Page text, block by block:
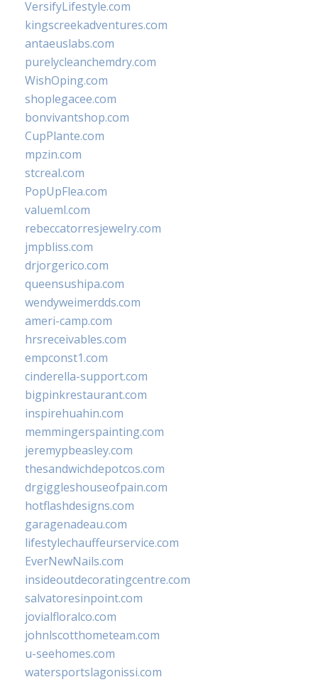
VersifyLifestyle.com
kingscreekadventures.com
antaeuslabs.com
purelycleanchemdry.com
WishOping.com
shoplegacee.com
bonvivantshop.com
CupPlante.com
mpzin.com
stcreal.com
PopUpFlea.com
valueml.com
rebeccatorresjewelry.com
jmpbliss.com
drjorgerico.com
queensushipa.com
wendyweimerdds.com
ameri-camp.com
hrsreceivables.com
empconst1.com
cinderella-support.com
bigpinkrestaurant.com
inspirehuahin.com
memmingerspainting.com
jeremypbeasley.com
thesandwichdepotcos.com
drgiggleshouseofpain.com
hotflashdesigns.com
garagenadeau.com
lifestylechauffeurservice.com
EverNewNails.com
insideoutdecoratingcentre.com
salvatoresinpoint.com
jovialfloralco.com
johnlscotthometeam.com
u-seehomes.com
watersportslagonissi.com